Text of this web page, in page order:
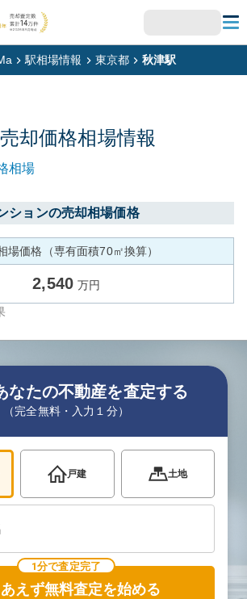
駅相場情報 東京都 秋津駅
売却価格相場情報
相場
ションの売却相場価格
場価格（専有面積70㎡換算）
2,540 万円
なたの不動産を査定する
（完全無料・入力１分）
戸建 土地
1分で査定完了
えず無料査定を始める